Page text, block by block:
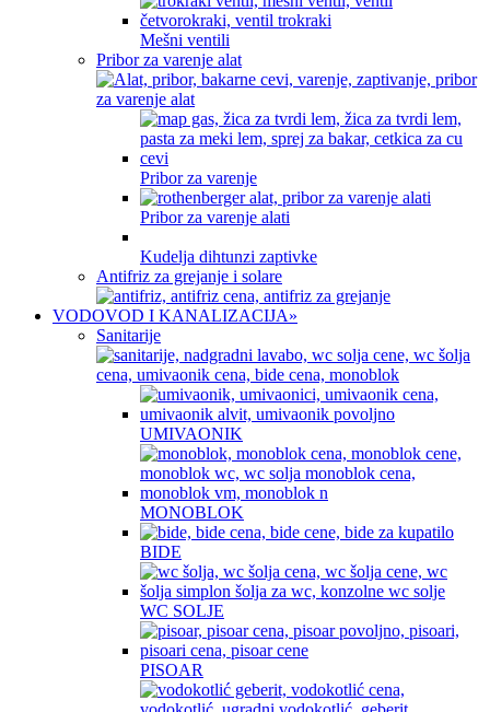
Mešni ventili
Pribor za varenje alat
Pribor za varenje
Pribor za varenje alati
Kudelja dihtunzi zaptivke
Antifriz za grejanje i solare
VODOVOD I KANALIZACIJA»
Sanitarije
UMIVAONIK
MONOBLOK
BIDE
WC SOLJE
PISOAR